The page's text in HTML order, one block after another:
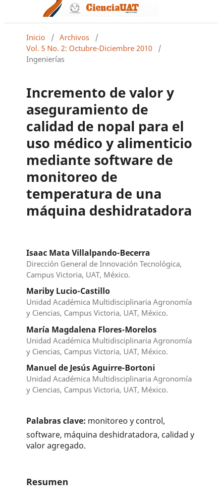
Inicio / Archivos
/
Vol. 5 No. 2: Octubre-Diciembre 2010
/
Ingenierías
Incremento de valor y
aseguramiento de
calidad de nopal para el
uso médico y alimenticio
mediante software de
monitoreo de
temperatura de una
máquina deshidratadora
Isaac Mata Villalpando-Becerra
Dirección General de Innovación Tecnológica,
Campus Victoria, UAT, México.
Mariby Lucio-Castillo
Unidad Académica Multidisciplinaria Agronomía
y Ciencias, Campus Victoria, UAT, México.
María Magdalena Flores-Morelos
Unidad Académica Multidisciplinaria Agronomía
y Ciencias, Campus Victoria, UAT, México.
Manuel de Jesús Aguirre-Bortoni
Unidad Académica Multidisciplinaria Agronomía
y Ciencias, Campus Victoria, UAT, México.
Palabras clave: monitoreo y control,
software, máquina deshidratadora, calidad y
valor agregado.
Resumen